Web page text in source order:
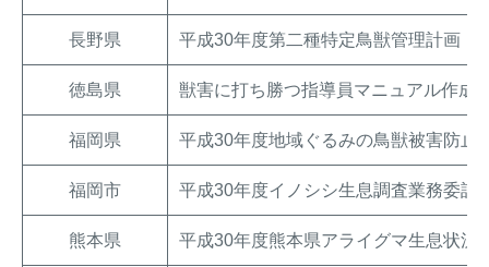
長野県 平成30年度第二種特定鳥獣管理計画（
徳島県 獣害に打ち勝つ指導員マニュアル作成
福岡県 平成30年度地域ぐるみの鳥獣被害防止
福岡市 平成30年度イノシシ生息調査業務委託
熊本県 平成30年度熊本県アライグマ生息状況